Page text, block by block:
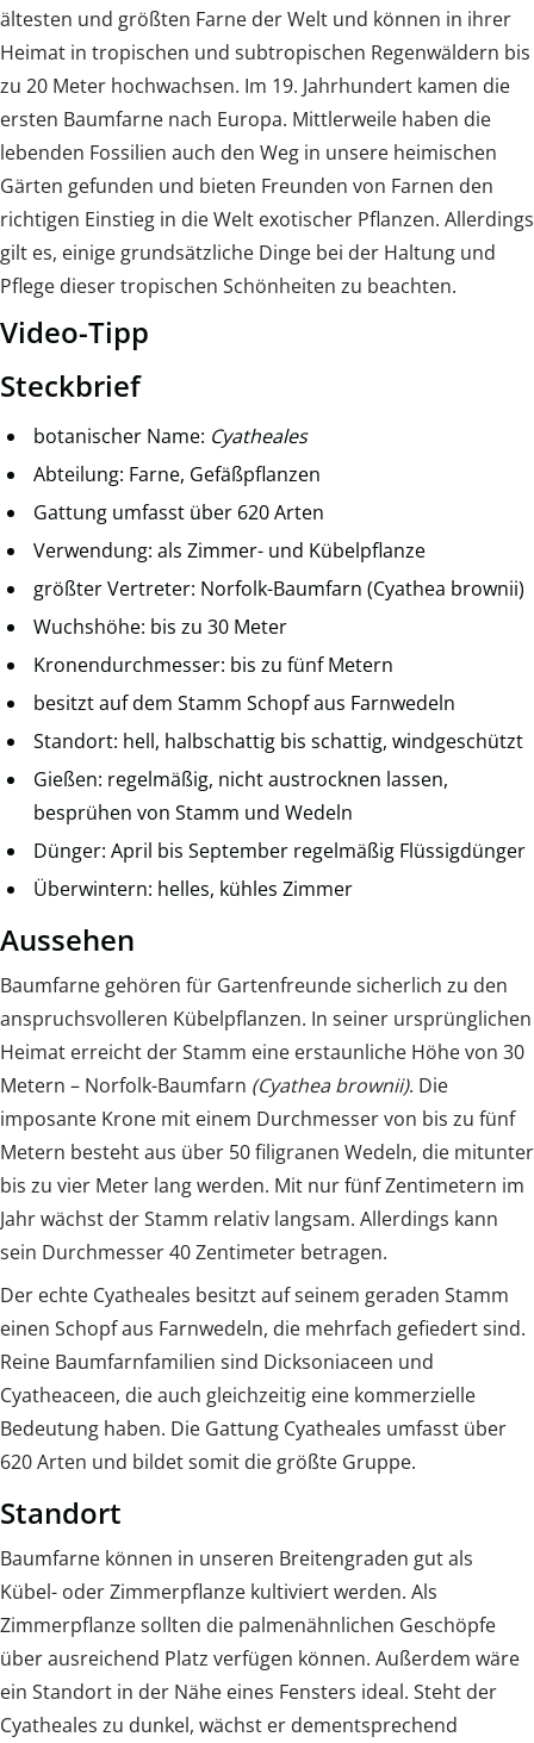
ältesten und größten Farne der Welt und können in ihrer
Heimat in tropischen und subtropischen Regenwäldern bis
zu 20 Meter hochwachsen. Im 19. Jahrhundert kamen die
ersten Baumfarne nach Europa. Mittlerweile haben die
lebenden Fossilien auch den Weg in unsere heimischen
Gärten gefunden und bieten Freunden von Farnen den
richtigen Einstieg in die Welt exotischer Pflanzen. Allerdings
gilt es, einige grundsätzliche Dinge bei der Haltung und
Pflege dieser tropischen Schönheiten zu beachten.
Video-Tipp
Steckbrief
botanischer Name: Cyatheales
Abteilung: Farne, Gefäßpflanzen
Gattung umfasst über 620 Arten
Verwendung: als Zimmer- und Kübelpflanze
größter Vertreter: Norfolk-Baumfarn (Cyathea brownii)
Wuchshöhe: bis zu 30 Meter
Kronendurchmesser: bis zu fünf Metern
besitzt auf dem Stamm Schopf aus Farnwedeln
Standort: hell, halbschattig bis schattig, windgeschützt
Gießen: regelmäßig, nicht austrocknen lassen,
besprühen von Stamm und Wedeln
Dünger: April bis September regelmäßig Flüssigdünger
Überwintern: helles, kühles Zimmer
Aussehen
Baumfarne gehören für Gartenfreunde sicherlich zu den
anspruchsvolleren Kübelpflanzen. In seiner ursprünglichen
Heimat erreicht der Stamm eine erstaunliche Höhe von 30
Metern – Norfolk-Baumfarn (Cyathea brownii). Die
imposante Krone mit einem Durchmesser von bis zu fünf
Metern besteht aus über 50 filigranen Wedeln, die mitunter
bis zu vier Meter lang werden. Mit nur fünf Zentimetern im
Jahr wächst der Stamm relativ langsam. Allerdings kann
sein Durchmesser 40 Zentimeter betragen.
Der echte Cyatheales besitzt auf seinem geraden Stamm
einen Schopf aus Farnwedeln, die mehrfach gefiedert sind.
Reine Baumfarnfamilien sind Dicksoniaceen und
Cyatheaceen, die auch gleichzeitig eine kommerzielle
Bedeutung haben. Die Gattung Cyatheales umfasst über
620 Arten und bildet somit die größte Gruppe.
Standort
Baumfarne können in unseren Breitengraden gut als
Kübel- oder Zimmerpflanze kultiviert werden. Als
Zimmerpflanze sollten die palmenähnlichen Geschöpfe
über ausreichend Platz verfügen können. Außerdem wäre
ein Standort in der Nähe eines Fensters ideal. Steht der
Cyatheales zu dunkel, wächst er dementsprechend